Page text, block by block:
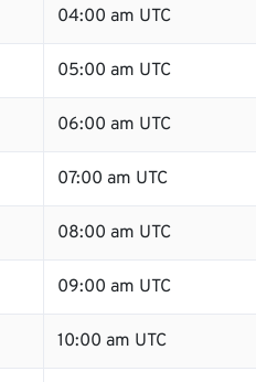
04:00 am UTC
05:00 am UTC
06:00 am UTC
07:00 am UTC
08:00 am UTC
09:00 am UTC
10:00 am UTC